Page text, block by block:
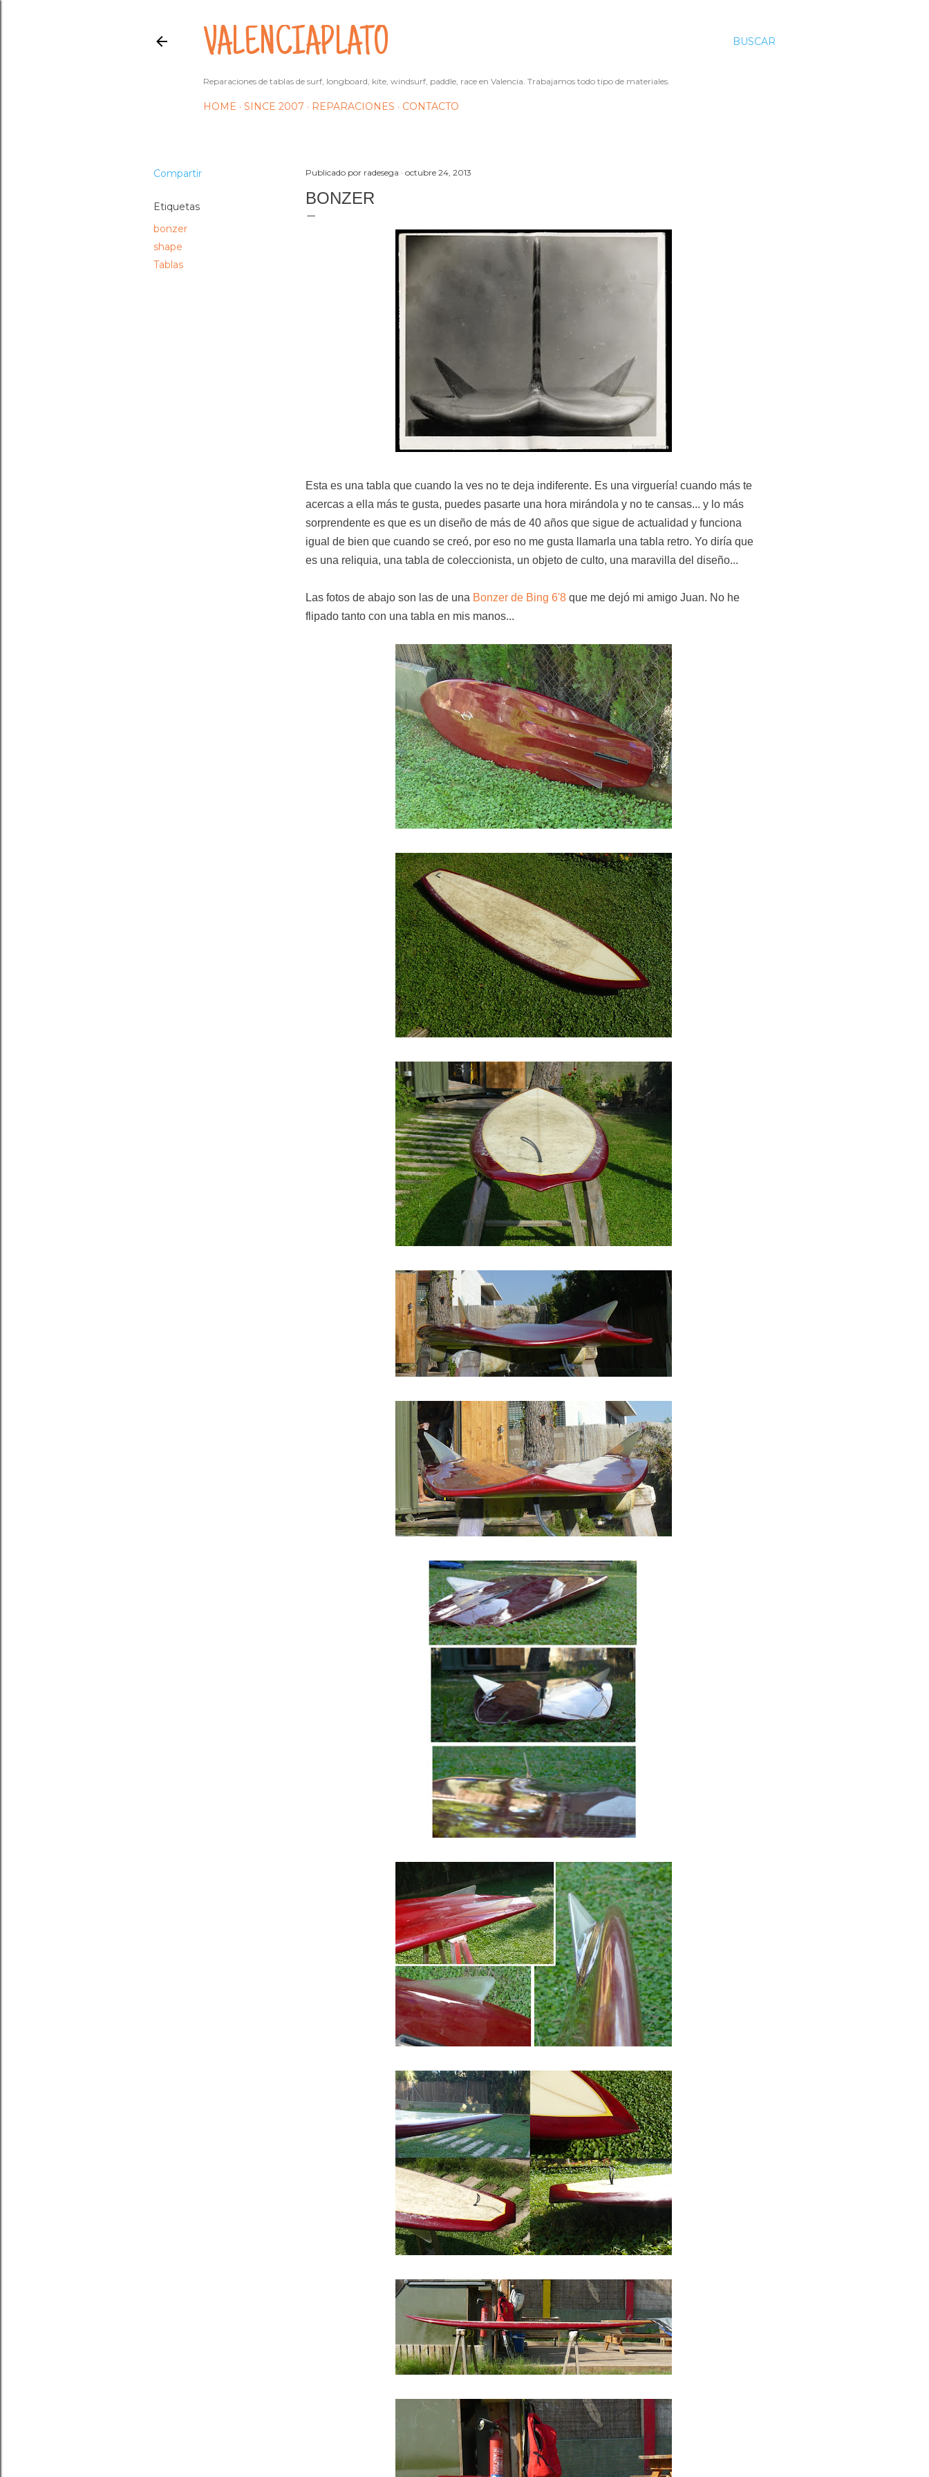
BUSCAR
VALENCIAPLATO
Reparaciones de tablas de surf, longboard, kite, windsurf, paddle, race en Valencia. Trabajamos todo tipo de materiales.
HOME SINCE 2007 REPARACIONES CONTACTO
Compartir
Etiquetas
bonzer
shape
Tablas
Publicado por radesega octubre 24, 2013
BONZER
Esta es una tabla que cuando la ves no te deja indiferente. Es una virguería! cuando más te
acercas a ella más te gusta, puedes pasarte una hora mirándola y no te cansas... y lo más
sorprendente es que es un diseño de más de 40 años que sigue de actualidad y funciona
igual de bien que cuando se creó, por eso no me gusta llamarla una tabla retro. Yo diría que
es una reliquia, una tabla de coleccionista, un objeto de culto, una maravilla del diseño...
Las fotos de abajo son las de una Bonzer de Bing 6'8 que me dejó mi amigo Juan. No he
flipado tanto con una tabla en mis manos...